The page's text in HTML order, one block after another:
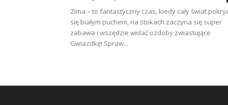
Zima – to fantastyczny czas, kiedy cały świat
się białym puchem, na stokach zaczyna się super
zabawa i wszędzie widać ozdoby zwiastujące
Gwiazdkę! Spraw...